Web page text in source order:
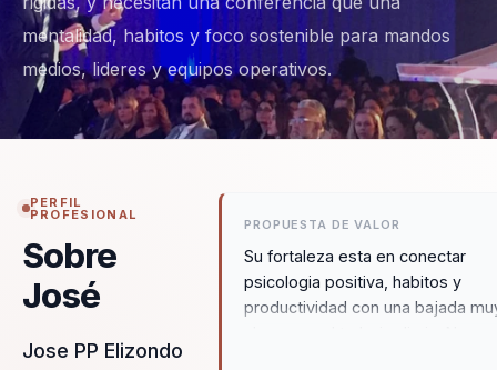
mentalidad, habitos y foco sostenible para mandos
medios, lideres y equipos operativos.
PERFIL
PROFESIONAL
Sobre
José
Jose PP Elizondo
PROPUESTA DE VALOR
Su fortaleza esta en conectar
psicologia positiva, habitos y
productividad con una bajada